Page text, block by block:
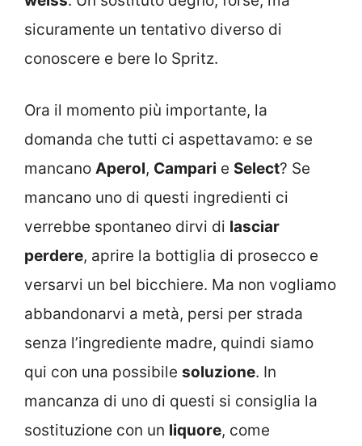
sicuramente un tentativo diverso di
conoscere e bere lo Spritz.
Ora il momento più importante, la
domanda che tutti ci aspettavamo: e se
mancano Aperol, Campari e Select? Se
mancano uno di questi ingredienti ci
verrebbe spontaneo dirvi di lasciar
perdere, aprire la bottiglia di prosecco e
versarvi un bel bicchiere. Ma non vogliamo
abbandonarvi a metà, persi per strada
senza l’ingrediente madre, quindi siamo
qui con una possibile soluzione. In
mancanza di uno di questi si consiglia la
sostituzione con un liquore, come